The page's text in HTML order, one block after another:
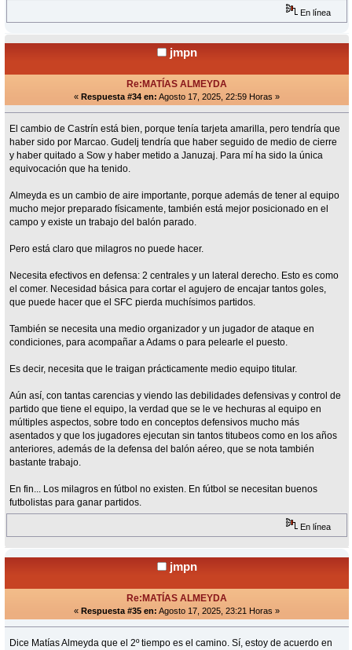
En línea
jmpn
Re:MATÍAS ALMEYDA
« Respuesta #34 en: Agosto 17, 2025, 22:59 Horas »
El cambio de Castrín está bien, porque tenía tarjeta amarilla, pero tendría que
haber sido por Marcao. Gudelj tendría que haber seguido de medio de cierre
y haber quitado a Sow y haber metido a Januzaj. Para mí ha sido la única
equivocación que ha tenido.
Almeyda es un cambio de aire importante, porque además de tener al equipo
mucho mejor preparado físicamente, también está mejor posicionado en el
campo y existe un trabajo del balón parado.
Pero está claro que milagros no puede hacer.
Necesita efectivos en defensa: 2 centrales y un lateral derecho. Esto es como
el comer. Necesidad básica para cortar el agujero de encajar tantos goles,
que puede hacer que el SFC pierda muchísimos partidos.
También se necesita una medio organizador y un jugador de ataque en
condiciones, para acompañar a Adams o para pelearle el puesto.
Es decir, necesita que le traigan prácticamente medio equipo titular.
Aún así, con tantas carencias y viendo las debilidades defensivas y control de
partido que tiene el equipo, la verdad que se le ve hechuras al equipo en
múltiples aspectos, sobre todo en conceptos defensivos mucho más
asentados y que los jugadores ejecutan sin tantos titubeos como en los años
anteriores, además de la defensa del balón aéreo, que se nota también
bastante trabajo.
En fin... Los milagros en fútbol no existen. En fútbol se necesitan buenos
futbolistas para ganar partidos.
En línea
jmpn
Re:MATÍAS ALMEYDA
« Respuesta #35 en: Agosto 17, 2025, 23:21 Horas »
Dice Matías Almeyda que el 2º tiempo es el camino. Sí, estoy de acuerdo en